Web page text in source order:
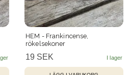
HEM - Frankincense,
rökelsekoner
19 SEK